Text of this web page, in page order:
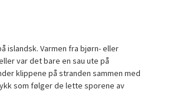
islandsk. Varmen fra bjørn- eller
var det bare en sau ute på
klippene på stranden sammen med
som følger de lette sporene av